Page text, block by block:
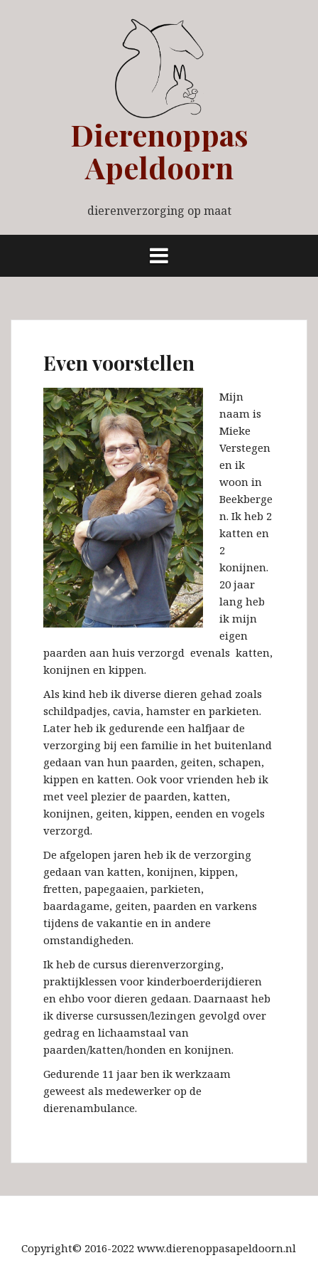
Dierenoppas
Apeldoorn
dierenverzorging op maat
Even voorstellen
Mijn
naam is
Mieke
Verstegen
en ik
woon in
Beekberge
n. Ik heb 2
katten en
2
konijnen.
20 jaar
lang heb
ik mijn
eigen
paarden aan huis verzorgd evenals katten,
konijnen en kippen.
Als kind heb ik diverse dieren gehad zoals
schildpadjes, cavia, hamster en parkieten.
Later heb ik gedurende een halfjaar de
verzorging bij een familie in het buitenland
gedaan van hun paarden, geiten, schapen,
kippen en katten. Ook voor vrienden heb ik
met veel plezier de paarden, katten,
konijnen, geiten, kippen, eenden en vogels
verzorgd.
De afgelopen jaren heb ik de verzorging
gedaan van katten, konijnen, kippen,
fretten, papegaaien, parkieten,
baardagame, geiten, paarden en varkens
tijdens de vakantie en in andere
omstandigheden.
Ik heb de cursus dierenverzorging,
praktijklessen voor kinderboerderijdieren
en ehbo voor dieren gedaan. Daarnaast heb
ik diverse cursussen/lezingen gevolgd over
gedrag en lichaamstaal van
paarden/katten/honden en konijnen.
Gedurende 11 jaar ben ik werkzaam
geweest als medewerker op de
dierenambulance.
Copyright© 2016-2022 www.dierenoppasapeldoorn.nl